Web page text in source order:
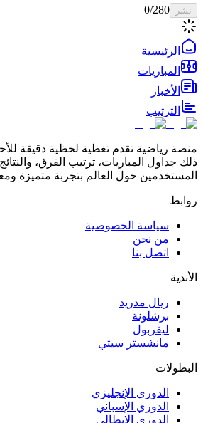
نشر 0/280
الرئيسية
المباريات
الأخبار
الترتيب
منصة رياضية تقدم تغطية لحظية دقيقة
ذلك جداول المباريات، ترتيب الفرق،
المستخدمين حول العالم بتجربة متميزة
روابط
سياسة الخصوصية
من نحن
اتصل بنا
الأندية
ريال مدريد
برشلونة
ليفربول
مانشستر سيتي
البطولات
الدوري الإنجليزي
الدوري الإسباني
الدوري الإيطالي